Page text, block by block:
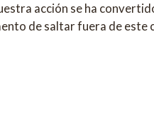
acción se ha
de saltar fuera de este